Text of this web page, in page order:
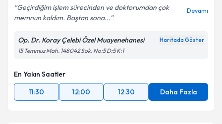
Geçirdiğim işlem sürecinden ve doktorumdan çok
memnun kaldım. Baştan sona...
Devamı
Op. Dr. Koray Çelebi Özel Muayenehanesi Haritada Göster
15 Temmuz Mah. 148042 Sok. No:5 D:5 K:1
En Yakın Saatler
11:30
12:00 12:30 Daha Fazla